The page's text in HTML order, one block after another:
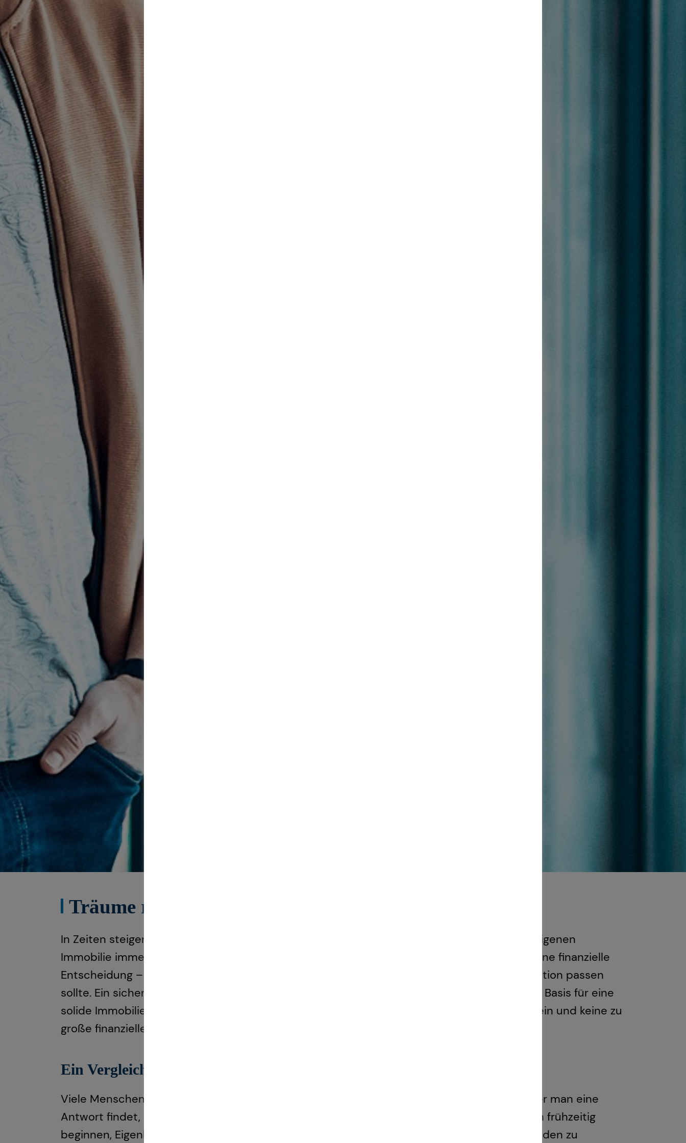
Träume realisieren und dein Eigenheim verwirklichen
In Zeiten steigender Mietpreise und zunehmend knappen Wohnraums wird der Kauf einer eigenen
Immobilie immer attraktiver. Doch die Finanzierung eines Eigenheims ist weit mehr als nur eine finanzielle
Entscheidung – sie ist ein emotionaler Meilenstein, der perfekt zu deiner persönlichen Situation passen
sollte. Ein sicheres Einkommen, ausreichendes Eigenkapital und eine gute Bonität bilden die Basis für eine
solide Immobilienfinanzierung. Dabei sollte dein Eigenheim immer ein Ort zum Wohlfühlen sein und keine zu
große finanzielle Belastung darstellen.
Ein Vergleich: Kauf versus Miete
Viele Menschen stehen irgendwann in ihrem Leben vor der Frage: Miete oder Kauf? Je früher man eine
Antwort findet, desto besser. Entscheidet man sich in jungen Jahren für den Kauf, kann man frühzeitig
beginnen, Eigenkapital zu sparen, und hat so nach der Kreditaufnahme genug Zeit, die Schulden zu